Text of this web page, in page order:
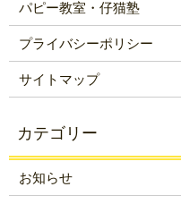
パピー教室・仔猫塾
プライバシーポリシー
サイトマップ
お知らせ